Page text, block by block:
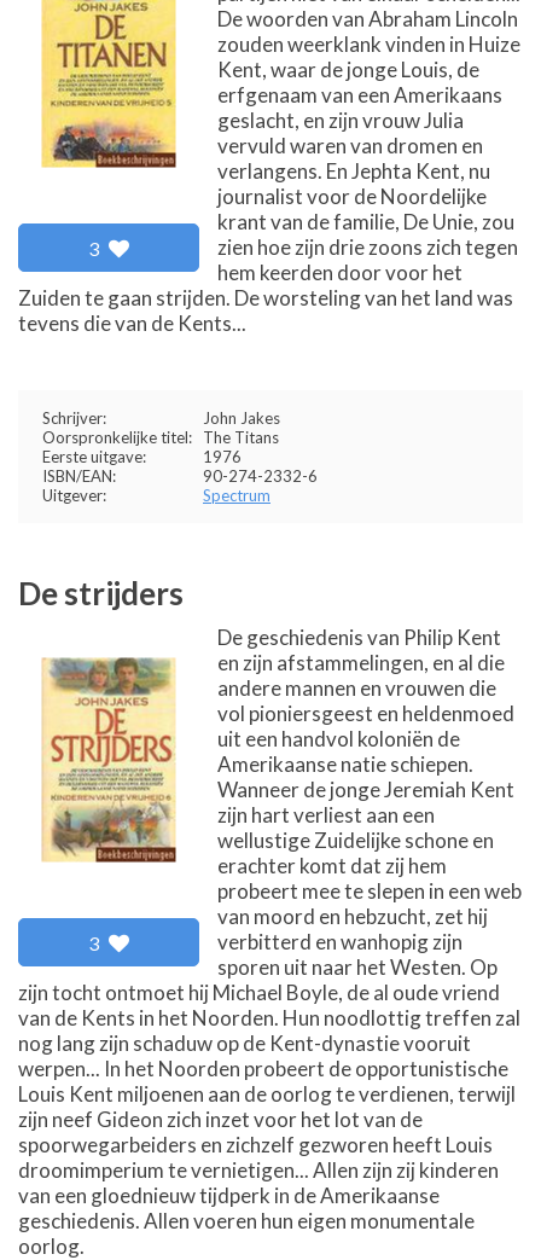
3
De woorden van Abraham Lincoln
zouden weerklank vinden in Huize
Kent, waar de jonge Louis, de
erfgenaam van een Amerikaans
geslacht, en zijn vrouw Julia
vervuld waren van dromen en
verlangens. En Jephta Kent, nu
journalist voor de Noordelijke
krant van de familie, De Unie, zou
zien hoe zijn drie zoons zich tegen
hem keerden door voor het
Zuiden te gaan strijden. De worsteling van het land was
tevens die van de Kents...
Schrijver:
John Jakes
Oorspronkelijke titel:
The Titans
Eerste uitgave:
1976
ISBN/EAN:
90-274-2332-6
Uitgever:
Spectrum
De strijders
3
De geschiedenis van Philip Kent
en zijn afstammelingen, en al die
andere mannen en vrouwen die
vol pioniersgeest en heldenmoed
uit een handvol koloniën de
Amerikaanse natie schiepen.
Wanneer de jonge Jeremiah Kent
zijn hart verliest aan een
wellustige Zuidelijke schone en
erachter komt dat zij hem
probeert mee te slepen in een web
van moord en hebzucht, zet hij
verbitterd en wanhopig zijn
sporen uit naar het Westen. Op
zijn tocht ontmoet hij Michael Boyle, de al oude vriend
van de Kents in het Noorden. Hun noodlottig treffen zal
nog lang zijn schaduw op de Kent-dynastie vooruit
werpen... In het Noorden probeert de opportunistische
Louis Kent miljoenen aan de oorlog te verdienen, terwijl
zijn neef Gideon zich inzet voor het lot van de
spoorwegarbeiders en zichzelf gezworen heeft Louis
droomimperium te vernietigen... Allen zijn zij kinderen
van een gloednieuw tijdperk in de Amerikaanse
geschiedenis. Allen voeren hun eigen monumentale
oorlog.